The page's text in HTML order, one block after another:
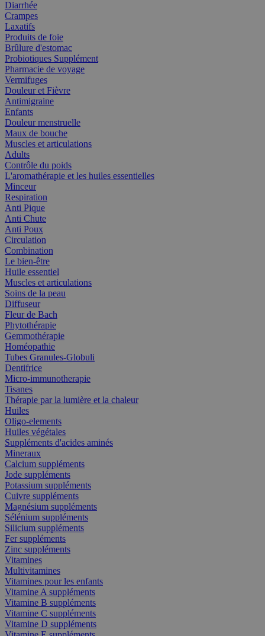
Diarrhée
Crampes
Laxatifs
Produits de foie
Brûlure d'estomac
Probiotiques Supplément
Pharmacie de voyage
Vermifuges
Douleur et Fièvre
Antimigraine
Enfants
Douleur menstruelle
Maux de bouche
Muscles et articulations
Adults
Contrôle du poids
L'aromathérapie et les huiles essentielles
Minceur
Respiration
Anti Pique
Anti Chute
Anti Poux
Circulation
Combination
Le bien-être
Huile essentiel
Muscles et articulations
Soins de la peau
Diffuseur
Fleur de Bach
Phytothérapie
Gemmothérapie
Homéopathie
Tubes Granules-Globuli
Dentifrice
Micro-immunotherapie
Tisanes
Thérapie par la lumière et la chaleur
Huiles
Oligo-elements
Huiles végétales
Suppléments d'acides aminés
Mineraux
Calcium suppléments
Jode suppléments
Potassium suppléments
Cuivre suppléments
Magnésium suppléments
Sélénium suppléments
Silicium suppléments
Fer suppléments
Zinc suppléments
Vitamines
Multivitamines
Vitamines pour les enfants
Vitamine A suppléments
Vitamine B suppléments
Vitamine C suppléments
Vitamine D suppléments